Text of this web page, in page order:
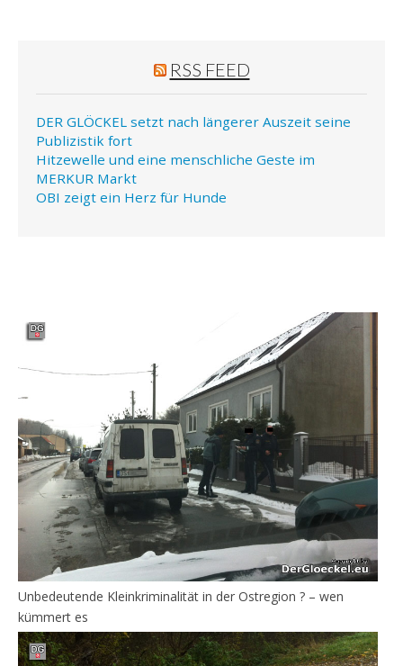
RSS FEED
DER GLÖCKEL setzt nach längerer Auszeit seine
Publizistik fort
Hitzewelle und eine menschliche Geste im
MERKUR Markt
OBI zeigt ein Herz für Hunde
Unbedeutende Kleinkriminalität in der Ostregion ? – wen
kümmert es